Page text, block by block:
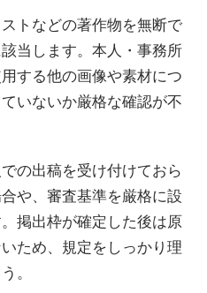
トなどの著作物を無断で
当します。本人・事務所
する他の画像や素材につ
いないか厳格な確認が不
の出稿を受け付けておら
や、審査基準を厳格に設
掲出枠が確定した後は原
ため、規定をしっかり理
。